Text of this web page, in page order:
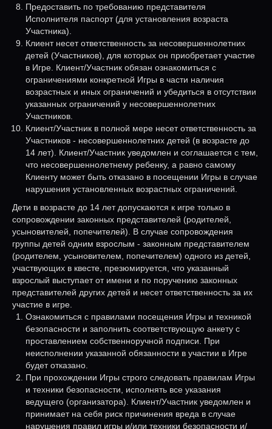
Предоставить по требованию представителя
Исполнителя паспорт (для установления возраста
Участника).
Клиент несет ответственность за несовершеннолетних
детей (Участников), для которых он приобретает участие
в Игре. Клиент/Участник обязан ознакомиться с
ограничениями конкретной Игры в части наличия
возрастных и иных ограничений и убедиться в отсутствии
указанных ограничений у несовершеннолетних
Участников.
Клиент/Участник в полной мере несет ответственность за
Участников - несовершеннолетних детей (в возрасте до
14 лет). Клиент/Участник уведомлен и соглашается с тем,
что несовершеннолетнему ребенку, а равно самому
Клиенту может быть отказано в посещении Игры в случае
нарушения установленных возрастных ограничений.
Дети в возрасте до 14 лет допускаются к игре только в
сопровождении законных представителей (родителей,
усыновителей, попечителей). В случае сопровождения
группы детей одним взрослым - законным представителем
(родителем, усыновителем, попечителем) одного из детей,
участвующих в квесте, презюмируется, что указанный
взрослый выступает от имени и по поручению законных
представителей других детей и несет ответственность за их
участие в игре.
Ознакомиться с правилами посещения Игры и техникой
безопасности и заполнить соответствующую анкету с
проставлением собственноручной подписи. При
неисполнении указанной обязанности в участии в Игре
будет отказано.
При прохождении Игры строго следовать правилам Игры
и техники безопасности, исполнять все указания
ведущего (организатора). Клиент/Участник уведомлен и
принимает на себя риск причинения вреда в случае
нарушения правил игры и/или техники безопасности и/